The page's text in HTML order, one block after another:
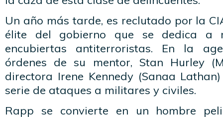
Un año más tarde, es reclutado por la
élite del gobierno que se dedica a
encubiertas antiterroristas. En la
órdenes de su mentor, Stan Hurley
directora Irene Kennedy (Sanaa
serie de ataques a militares y civiles.
Rapp se convierte en un hombre